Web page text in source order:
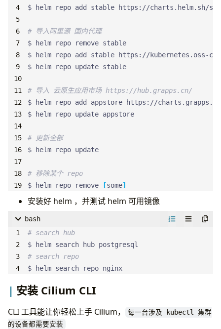
# 导入阿里源 国内代理
# 导入 云原生应用市场 https://hub.grapps.cn/
# 更新全部
# 移除某个 repo
$ helm repo remove
[some]
安装好 helm ，并测试 helm 可用镜像
bash
# search hub
# search repo
$ helm search repo nginx
安装 Cilium CLI
CLI 工具能让你轻松上手 Cilium，
每一台涉及 kubectl 集群
的设备都需要安装